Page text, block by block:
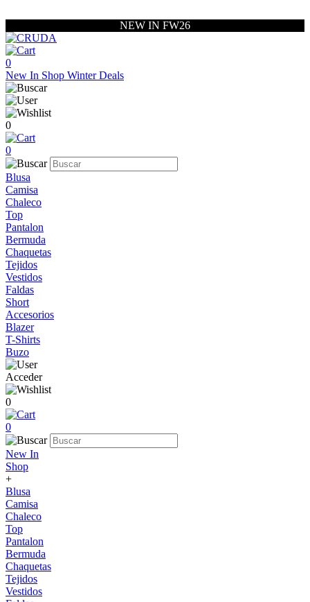
NEW IN FW26
0
New In Shop Winter Deals
0
0
Blusa
Camisa
Chaleco
Top
Pantalon
Bermuda
Chaquetas
Tejidos
Vestidos
Faldas
Short
Accesorios
Blazer
T-Shirts
Buzo
Acceder
0
0
New In
Shop
+
Blusa
Camisa
Chaleco
Top
Pantalon
Bermuda
Chaquetas
Tejidos
Vestidos